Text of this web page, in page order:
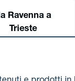
Ravenna a
Trieste